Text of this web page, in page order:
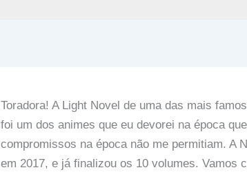
Toradora! A Light Novel de uma das mais
foi um dos animes que eu devorei na época
compromissos na época não me permitiam. A
em 2017, e já finalizou os 10 volumes. Vamos